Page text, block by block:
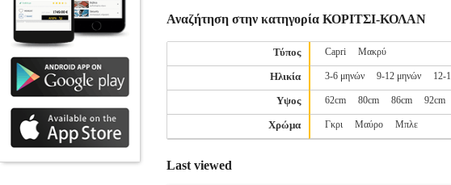
Αναζήτηση στην κατηγορία ΚΟΡΙΤΣΙ-ΚΟΛΑΝ
Τύπος Capri Μακρύ
Ηλικία 3-6 μηνών 9-12 μηνών 12-
Υψος 62cm 80cm 86cm 92cm
Χρώμα Γκρι Μαύρο Μπλε
Last viewed